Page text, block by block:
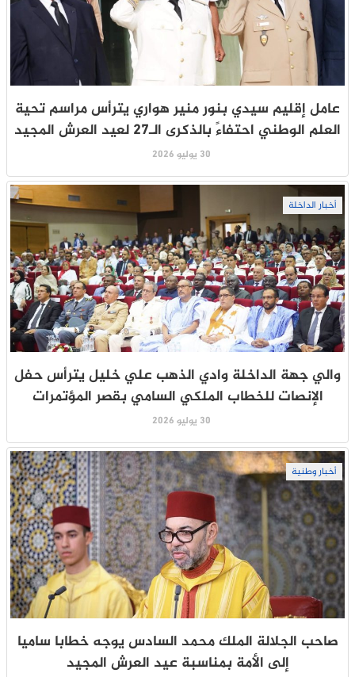
عامل إقليم سيدي بنور منير هواري يترأس مراسم تحية
العلم الوطني احتفاءً بالذكرى الـ27 لعيد العرش المجيد
30 يوليو 2026
أخبار الداخلة
والي جهة الداخلة وادي الذهب علي خليل يترأس حفل
الإنصات للخطاب الملكي السامي بقصر المؤتمرات
30 يوليو 2026
أخبار وطنية
صاحب الجلالة الملك محمد السادس يوجه خطابا ساميا
إلى الأمة بمناسبة عيد العرش المجيد